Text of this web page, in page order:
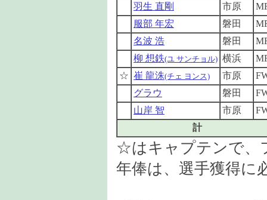
羽生 直剛
市原
服部 年宏
磐田
名波 浩
磐田
柳 想鉄(ユ サンチョル) 横浜
☆ 崔 龍洙(チェ ヨンス) 市原
グラウ
磐田
山岸 智
市原
計
☆はキャプテンで、
年俸は、選手獲得に